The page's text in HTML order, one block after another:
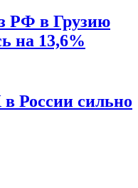
РФ в Грузию
на 13,6%
России сильно